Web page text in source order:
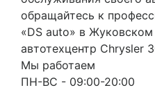
обращайтесь к
«DS auto» в
автотехцентр Chrysler
Мы работаем
ПН-ВC - 09:00-20:00